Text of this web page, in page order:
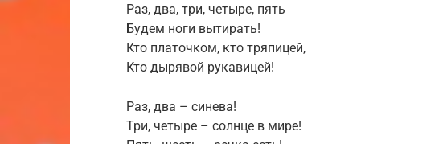
Раз, два, три, четыре, пять
Будем ноги вытирать!
Кто платочком, кто тряпицей,
Кто дырявой рукавицей!
Раз, два – синева!
Три, четыре – солнце в мире!